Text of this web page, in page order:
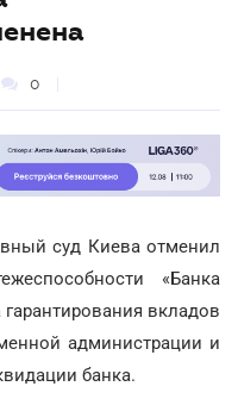
0
суд Киева отменил
«Банка
вкладов
администрации и
банка.